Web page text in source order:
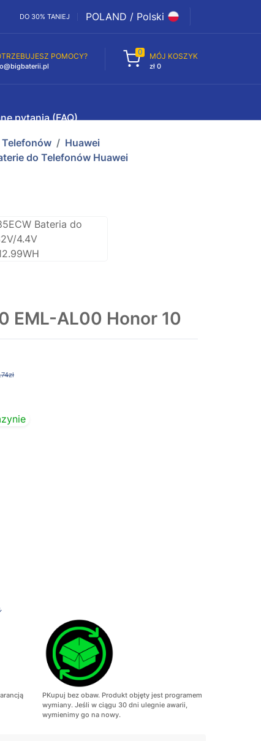
DO 30% TANIEJ POLAND / Polski
POMOCY? 0 MÓJ KOSZYK
zł 0
pytania (FAQ)
Huawei
do Telefonów Huawei
EML-AL00 Honor 10
PKupuj bez obaw. Produkt objęty jest programem
wymiany. Jeśli w ciągu 30 dni ulegnie awarii,
wymienimy go na nowy.